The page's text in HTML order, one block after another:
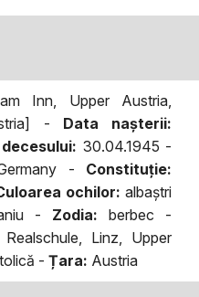
Inn, Upper Austria,
- Data naşterii:
30.04.1945 -
- Constituţie:
ochilor: albaştri
- Zodia: berbec -
Realschule, Linz, Upper
- Țara: Austria